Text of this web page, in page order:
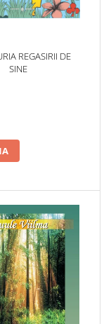
REGASIRII DE
SINE